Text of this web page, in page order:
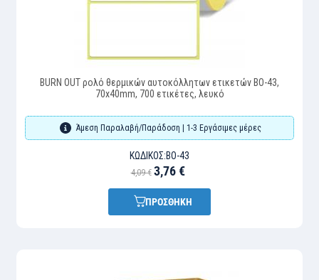
BURN OUT ρολό θερμικών αυτοκόλλητων ετικετών BO-43,
70x40mm, 700 ετικέτες, λευκό
Άμεση Παραλαβή/Παράδοση | 1-3 Εργάσιμες μέρες
ΚΩΔΙΚΌΣ:BO-43
4,09 € 3,76 €
ΠΡΟΣΘΗΚΗ